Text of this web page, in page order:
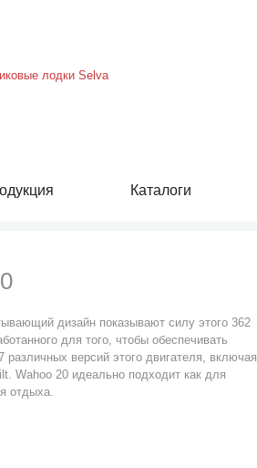
Каталоги
дизайн показывают силу этого 362
для того, чтобы обеспечивать
версий этого двигателя, включая
Wahoo 20 идеально подходит как для
отдыха.